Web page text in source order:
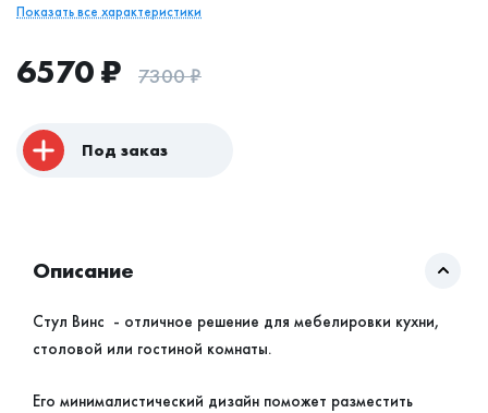
Показать все характеристики
6570₽ 7300₽
Под заказ
Описание
Стул Винс - отличное решение для мебелировки кухни,
столовой или гостиной комнаты.
Его минималистический дизайн поможет разместить